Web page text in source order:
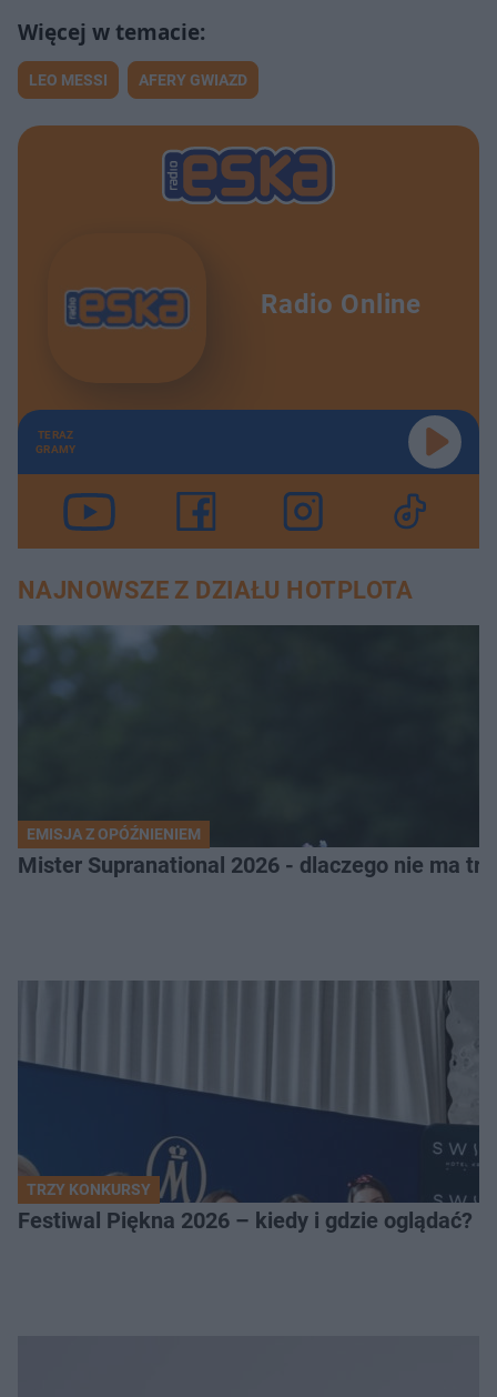
LEO MESSI AFERY GWIAZD
Radio Online
TERAZ
GRAMY
NAJNOWSZE Z DZIAŁU HOTPLOTA
EMISJA Z OPÓŹNIENIEM
Mister Supranational 2026 - dlaczego nie ma
TRZY KONKURSY
Festiwal Piękna 2026 – kiedy i gdzie oglądać?